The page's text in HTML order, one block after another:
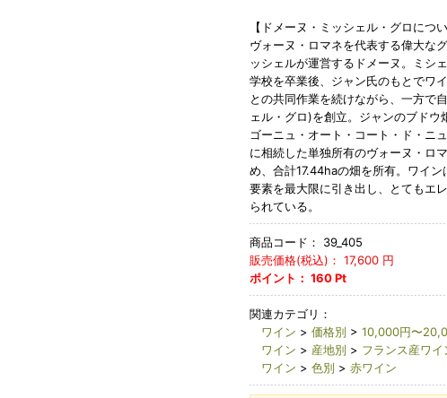
【ドメーヌ・ミッシェル・グロについ
ヴォーヌ・ロマネを代表する偉大な
ッシェルが運営するドメーヌ。ミシ
学校を卒業後、ジャン氏のもとでワ
との共同作業を続けながら、一方で
ェル・グロ)を創立。ジャンのブド
ゴーニュ・オート・コート・ド・ニ
に相続した単独所有のヴォーヌ・ロ
め、合計17.44haの畑を所有。ワイ
要素を最大限に引き出し、とてもエ
られている。
商品コード：
39_405
販売価格(税込)： 17,600円
ポイント： 160Pt
関連カテゴリ：
ワイン > 価格別 > 10,000円〜
ワイン > 産地別 > フランス産ワイ
ワイン > 色別 > 赤ワイン